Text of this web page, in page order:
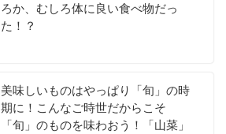
ろか、むしろ体に良い食べ物だっ
た！？
美味しいものはやっぱり「旬」の時
期に！こんなご時世だからこそ
「旬」のものを味わおう！「山菜」